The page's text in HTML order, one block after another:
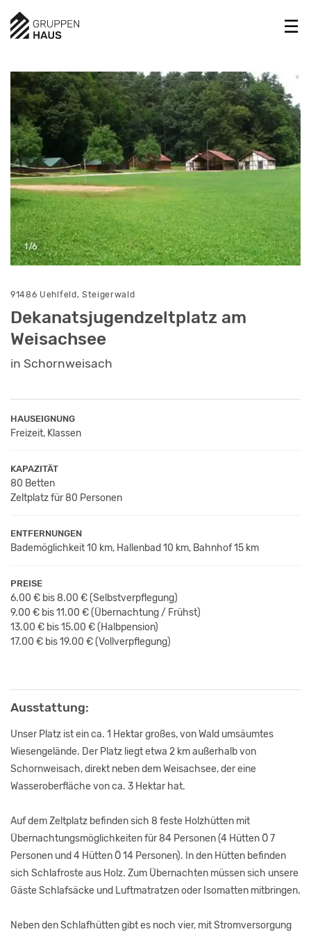
1/6
91486 Uehlfeld, Steigerwald
Dekanatsjugendzeltplatz am
Weisachsee
in Schornweisach
HAUSEIGNUNG
Freizeit, Klassen
KAPAZITÄT
80 Betten
Zeltplatz für 80 Personen
ENTFERNUNGEN
Bademöglichkeit 10 km, Hallenbad 10 km, Bahnhof 15 km
PREISE
6.00 € bis 8.00 €(Selbstverpflegung)
9.00 € bis 11.00 €(Übernachtung / Frühst)
13.00 € bis 15.00 €(Halbpension)
17.00 € bis 19.00 €(Vollverpflegung)
Ausstattung:
Unser Platz ist ein ca. 1 Hektar großes, von Wald umsäumtes
Wiesengelände. Der Platz liegt etwa 2 km außerhalb von
Schornweisach, direkt neben dem Weisachsee, der eine
Wasseroberfläche von ca. 3 Hektar hat.
Auf dem Zeltplatz befinden sich 8 feste Holzhütten mit
Übernachtungsmöglichkeiten für 84 Personen (4 Hütten Ö 7
Personen und 4 Hütten Ö 14 Personen). In den Hütten befinden
sich Schlafroste aus Holz. Zum Übernachten müssen sich unsere
Gäste Schlafsäcke und Luftmatratzen oder Isomatten mitbringen.
Neben den Schlafhütten gibt es noch vier, mit Stromversorgung